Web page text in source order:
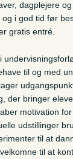
dagplejere og
i god tid før
gratis entré.
til og med
der bringer
motivation
udstillinger
til at
til at